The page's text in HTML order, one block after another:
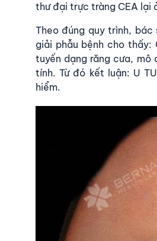
thư đại trực tràng CEA lại
Theo đúng quy trình,
giải phẫu bệnh cho
tuyến dạng răng cưa, mô
tính. Từ đó kết luận: U
hiểm.